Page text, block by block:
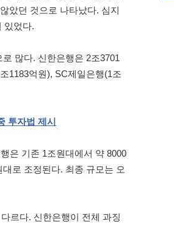
았던 것으로 나타났다. 심지
있었다.
많다. 신한은행은 2조3701
1183억원), SC제일은행(1조
투자법 제시
은 기존 1조원대에서 약 8000
로 조정된다. 최종 규모는 오
르다. 신한은행이 전체 과징